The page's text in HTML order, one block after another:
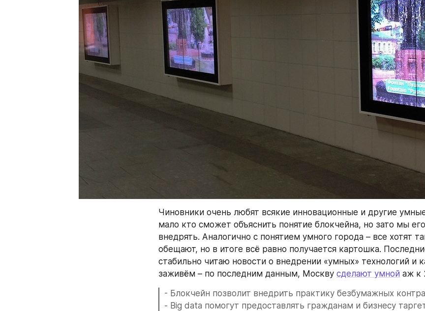
Чиновники очень любят всякие инновационные и другие
мало кто сможет объяснить понятие блокчейна, но зато мы
внедрять. Аналогично с понятием умного города – все хотят
обещают, но в итоге всё равно получается картошка.
стабильно читаю новости о внедрении «умных» технологий и
заживём – по последним данным, Москву сделают умной аж к
- Блокчейн позволит внедрить практику безбумажных
- Big data помогут предоставлять гражданам и бизнесу